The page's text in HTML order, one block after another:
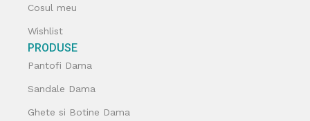
Cosul meu
Wishlist
PRODUSE
Pantofi Dama
Sandale Dama
Ghete si Botine Dama